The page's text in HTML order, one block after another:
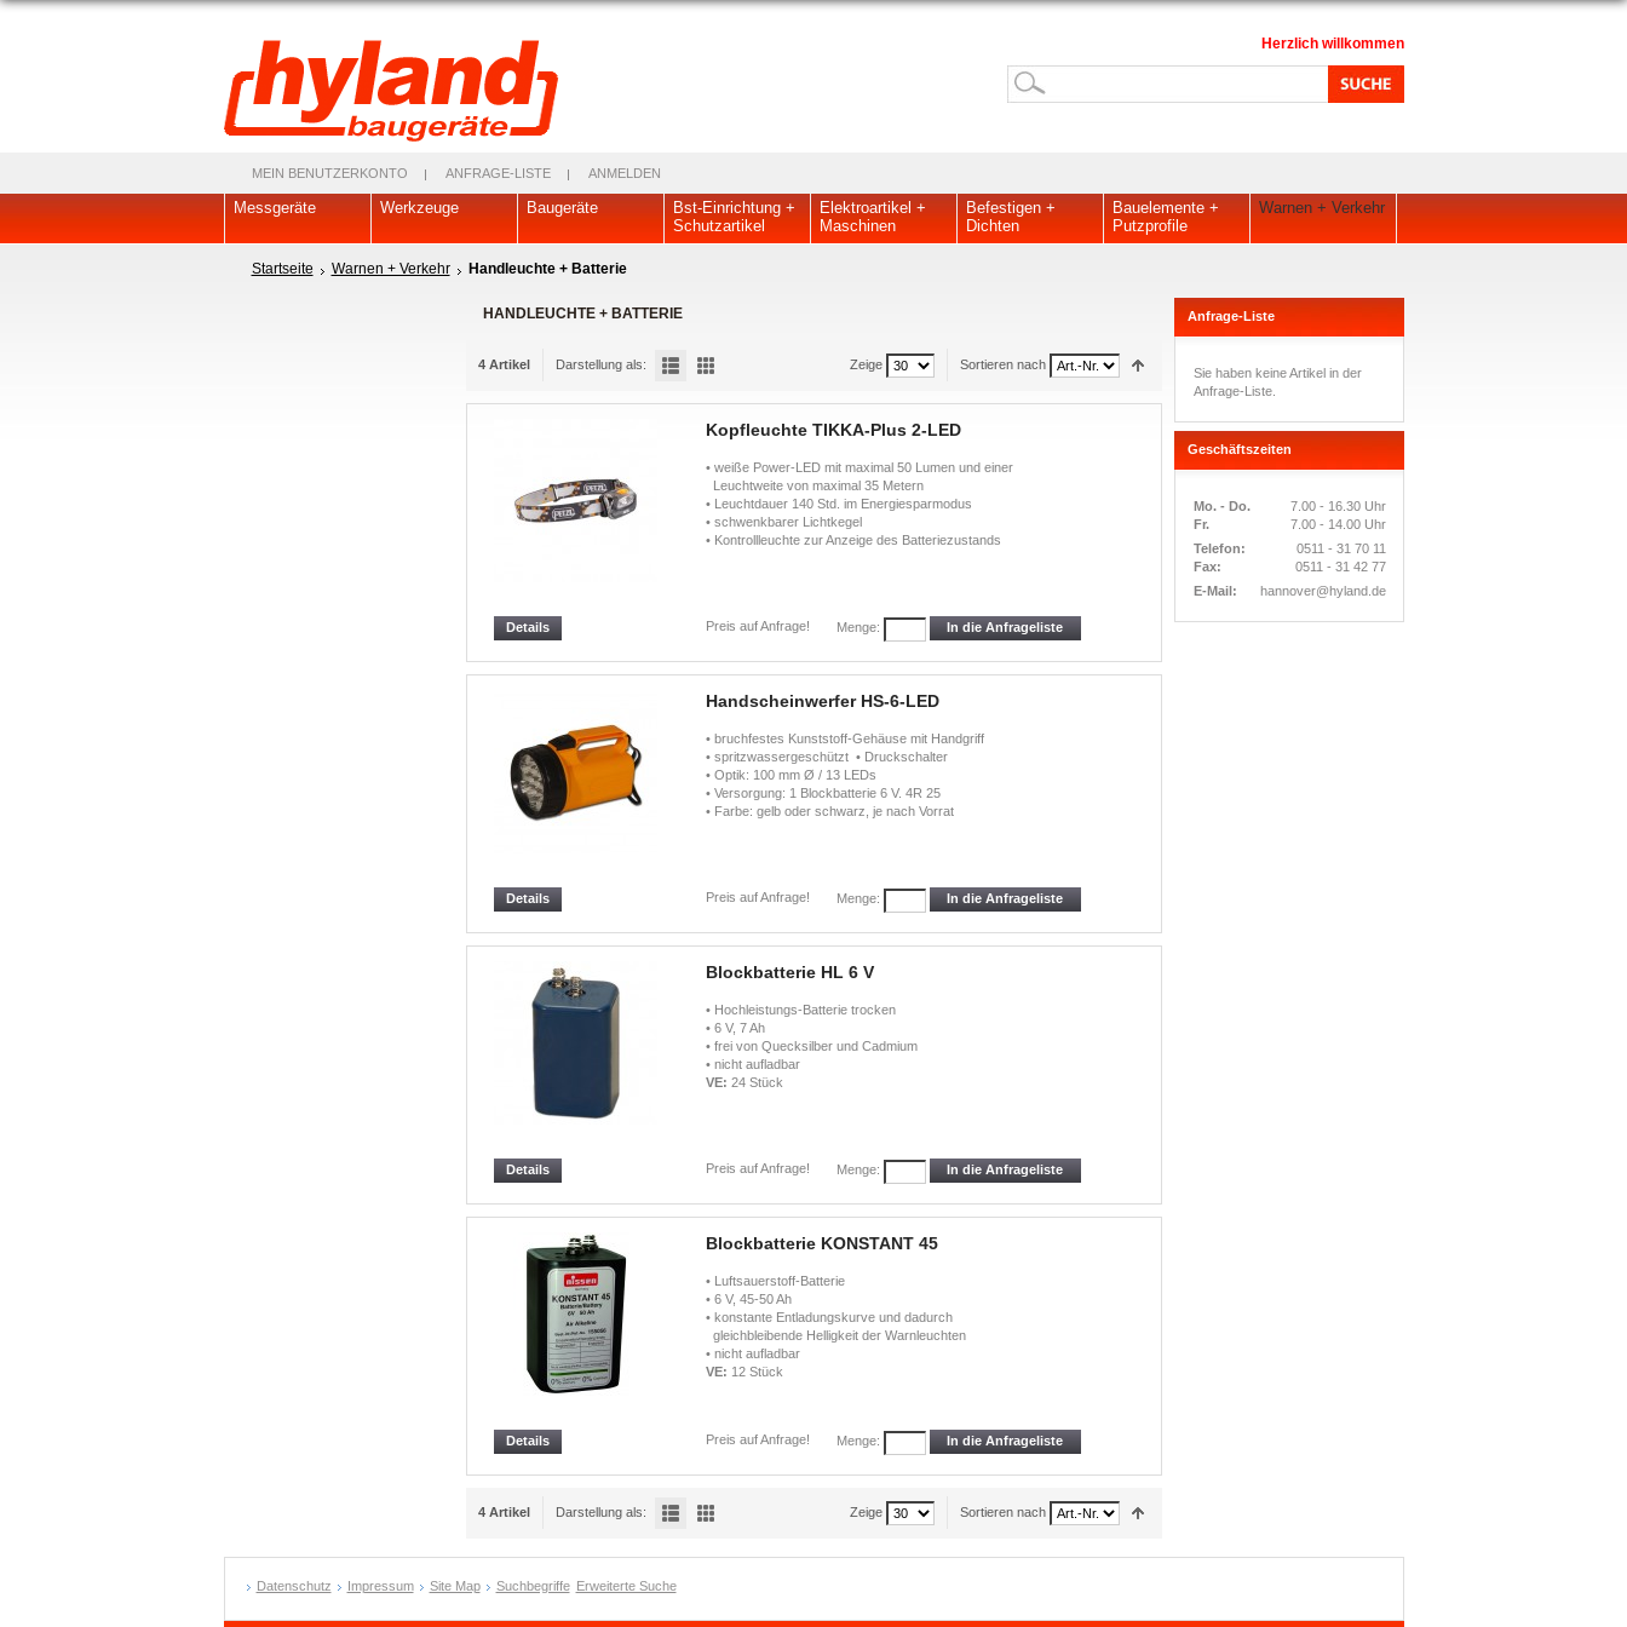
Herzlich willkommen
MEIN BENUTZERKONTO ANFRAGE-LISTE ANMELDEN
Messgeräte Werkzeuge Baugeräte
Bst-Einrichtung +
Schutzartikel
Elektroartikel +
Maschinen
Befestigen +
Dichten
Bauelemente +
Putzprofile
Warnen + Verkehr
Startseite Warnen + Verkehr Handleuchte + Batterie
HANDLEUCHTE + BATTERIE
4 Artikel Darstellung als: Sortieren nach
Zeige
Kopfleuchte TIKKA-Plus 2-LED
• weiße Power-LED mit maximal 50 Lumen und einer
Leuchtweite von maximal 35 Metern
• Leuchtdauer 140 Std. im Energiesparmodus
• schwenkbarer Lichtkegel
• Kontrollleuchte zur Anzeige des Batteriezustands
Preis auf Anfrage! Menge: In die Anfrageliste
Details
Handscheinwerfer HS-6-LED
• bruchfestes Kunststoff-Gehäuse mit Handgriff
• spritzwassergeschützt • Druckschalter
• Optik: 100 mm Ø / 13 LEDs
• Versorgung: 1 Blockbatterie 6 V. 4R 25
• Farbe: gelb oder schwarz, je nach Vorrat
Preis auf Anfrage! Menge: In die Anfrageliste
Details
Blockbatterie HL 6 V
• Hochleistungs-Batterie trocken
• 6 V, 7 Ah
• frei von Quecksilber und Cadmium
• nicht aufladbar
VE: 24 Stück
Preis auf Anfrage! Menge: In die Anfrageliste
Details
Blockbatterie KONSTANT 45
• Luftsauerstoff-Batterie
• 6 V, 45-50 Ah
• konstante Entladungskurve und dadurch
gleichbleibende Helligkeit der Warnleuchten
• nicht aufladbar
VE: 12 Stück
Preis auf Anfrage! Menge: In die Anfrageliste
Details
4 Artikel Darstellung als: Sortieren nach
Zeige
Anfrage-Liste
Sie haben keine Artikel in der
Anfrage-Liste.
Geschäftszeiten
Mo. - Do.
7.00 - 16.30 Uhr
Fr.
7.00 - 14.00 Uhr
Telefon:
0511 - 31 70 11
Fax:
0511 - 31 42 77
E-Mail:
hannover@hyland.de
Datenschutz Impressum Site Map Suchbegriffe Erweiterte Suche